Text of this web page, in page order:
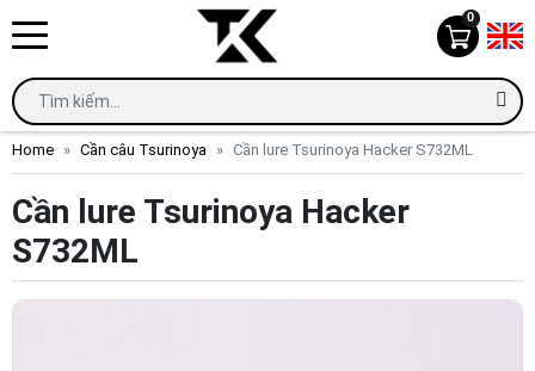
0
Home Cần câu Tsurinoya Cần lure Tsurinoya Hacker S732ML
Cần lure Tsurinoya Hacker
S732ML